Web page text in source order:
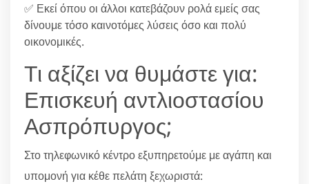
✅ Εκεί όπου οι άλλοι κατεβάζουν ρολά εμείς σας
δίνουμε τόσο καινοτόμες λύσεις όσο και πολύ
οικονομικές.
Τι αξίζει να θυμάστε για:
Επισκευή αντλιοστασίου
Ασπρόπυργος;
Στο τηλεφωνικό κέντρο εξυπηρετούμε με αγάπη και
υπομονή για κέθε πελάτη ξεχωριστά: